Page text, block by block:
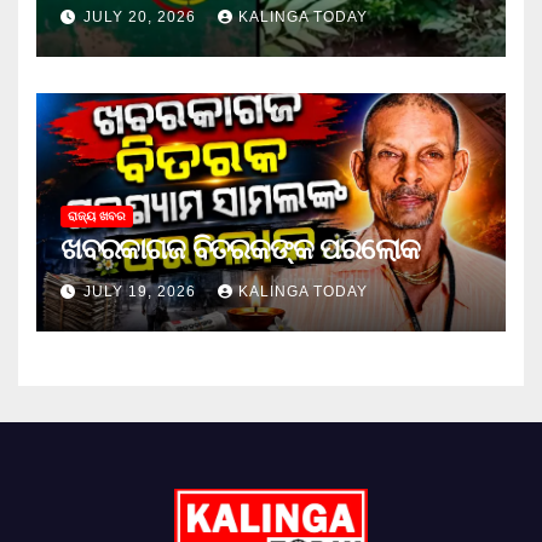
JULY 20, 2026 KALINGA TODAY
ରାଜ୍ୟ ଖବର
ଖବରକାଗଜ ବିତରକଙ୍କ ପରଲୋକ
JULY 19, 2026 KALINGA TODAY